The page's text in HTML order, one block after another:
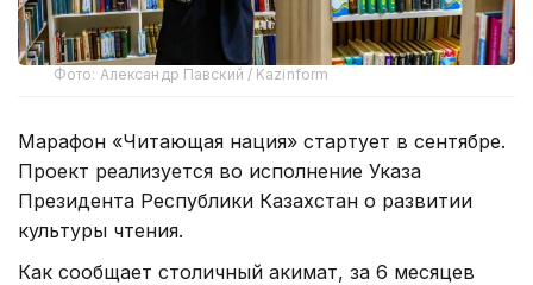
Фото: Александр Павский / Kazinform
Марафон «Читающая нация» стартует в сентябре.
Проект реализуется во исполнение Указа
Президента Республики Казахстан о развитии
культуры чтения.
Как сообщает столичный акимат, за 6 месяцев